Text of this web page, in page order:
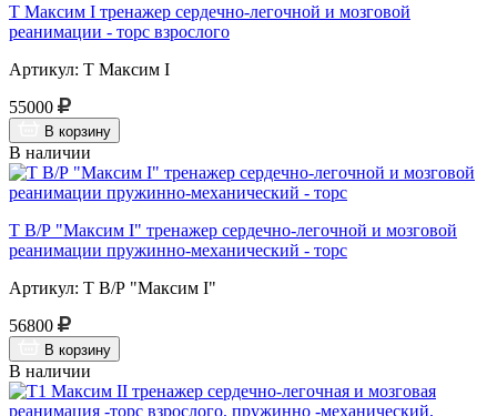
Т Максим I тренажер сердечно-легочной и мозговой
реанимации - торс взрослого
Артикул: Т Максим I
55000
В корзину
В наличии
Т В/Р "Максим I" тренажер сердечно-легочной и мозговой
реанимации пружинно-механический - торс
Артикул: Т В/Р "Максим I"
56800
В корзину
В наличии